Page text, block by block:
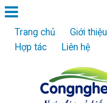
Trang chủ Giới thiệu
Hợp tác
Liên hệ